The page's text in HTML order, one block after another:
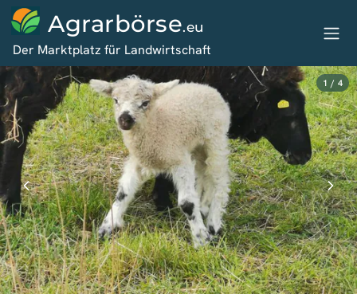
Agrarbörse.eu
Der Marktplatz für Landwirtschaft
1 / 4